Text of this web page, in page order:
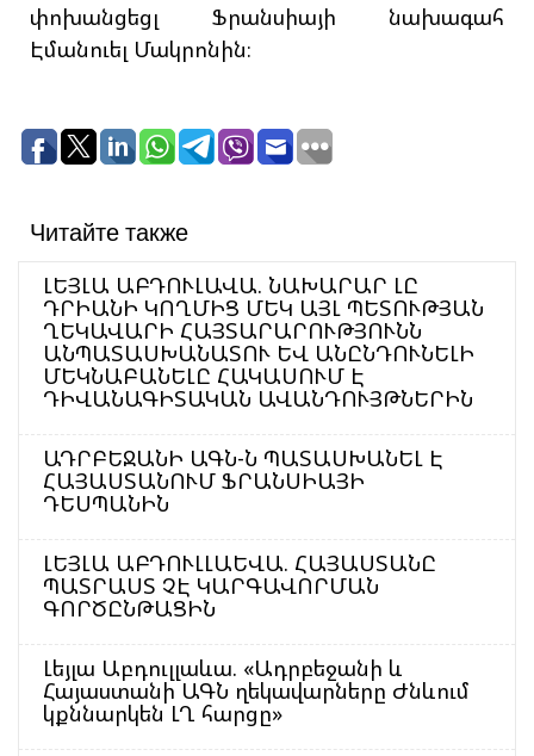
փոխանցեցլ Ֆրանսիայի նախագահ
Էմանուել Մակրոնին։
Читайте также
ԼԵՅԼԱ ԱԲԴՈՒԼԱՎԱ. ՆԱԽԱՐԱՐ ԼԸ
ԴՐԻԱՆԻ ԿՈՂՄԻՑ ՄԵԿ ԱՅԼ ՊԵՏՈՒԹՅԱՆ
ՂԵԿԱՎԱՐԻ ՀԱՅՏԱՐԱՐՈՒԹՅՈՒՆՆ
ԱՆՊԱՏԱՍԽԱՆԱՏՈՒ ԵՎ ԱՆԸՆԴՈՒՆԵԼԻ
ՄԵԿՆԱԲԱՆԵԼԸ ՀԱԿԱՍՈՒՄ Է
ԴԻՎԱՆԱԳԻՏԱԿԱՆ ԱՎԱՆԴՈՒՅԹՆԵՐԻՆ
ԱԴՐԲԵՋԱՆԻ ԱԳՆ-Ն ՊԱՏԱՍԽԱՆԵԼ Է
ՀԱՅԱՍՏԱՆՈՒՄ ՖՐԱՆՍԻԱՅԻ
ԴԵՍՊԱՆԻՆ
ԼԵՅԼԱ ԱԲԴՈՒԼԼԱԵՎԱ. ՀԱՅԱՍՏԱՆԸ
ՊԱՏՐԱՍՏ ՉԷ ԿԱՐԳԱՎՈՐՄԱՆ
ԳՈՐԾԸՆԹԱՑԻՆ
Լեյլա Աբդուլլաևա. «Ադրբեջանի և
Հայաստանի ԱԳՆ ղեկավարները Ժնևում
կքննարկեն ԼՂ հարցը»